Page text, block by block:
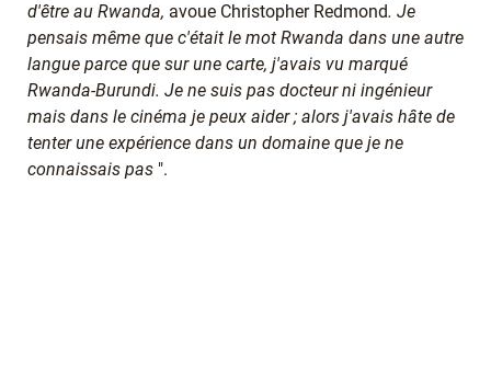
d'être au Rwanda, avoue Christopher Redmond. Je
pensais même que c'était le mot Rwanda dans une autre
langue parce que sur une carte, j'avais vu marqué
Rwanda-Burundi. Je ne suis pas docteur ni ingénieur
mais dans le cinéma je peux aider ; alors j'avais hâte de
tenter une expérience dans un domaine que je ne
connaissais pas ".